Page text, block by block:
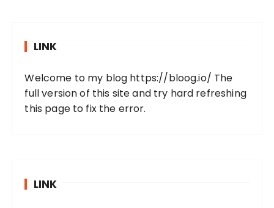
LINK
Welcome to my blog https://bloog.io/ The
full version of this site and try hard refreshing
this page to fix the error.
LINK